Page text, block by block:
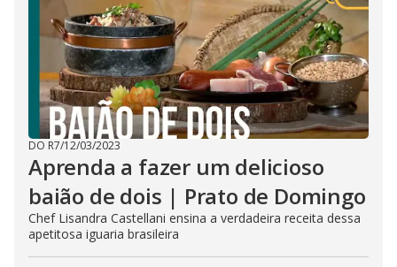
DO R7/12/03/2023
Aprenda a fazer um delicioso
baião de dois | Prato de Domingo
Chef Lisandra Castellani ensina a verdadeira receita dessa
apetitosa iguaria brasileira